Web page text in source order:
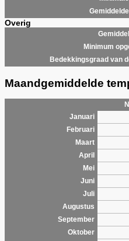
Overig
Minimum
Bedekkingsgraad van
Maandgemiddelde
Januari
Februari
Maart
April
Mei
Juni
Juli
Augustus
September
Oktober